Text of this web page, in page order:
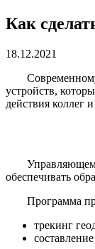
Как
18.12.2021
устройств,
действия коллег
обеспечивать
Программа
трекинг